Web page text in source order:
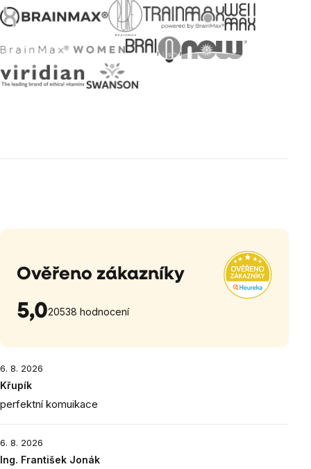
Ověřeno zákazníky
5,020538 hodnocení
6. 8. 2026
Křupík
perfektní komuikace
6. 8. 2026
Ing. František Jonák